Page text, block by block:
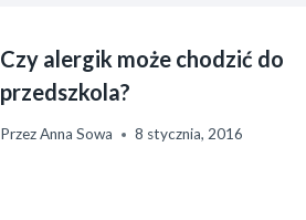
Czy alergik może chodzić do
przedszkola?
Przez Anna Sowa 8 stycznia, 2016